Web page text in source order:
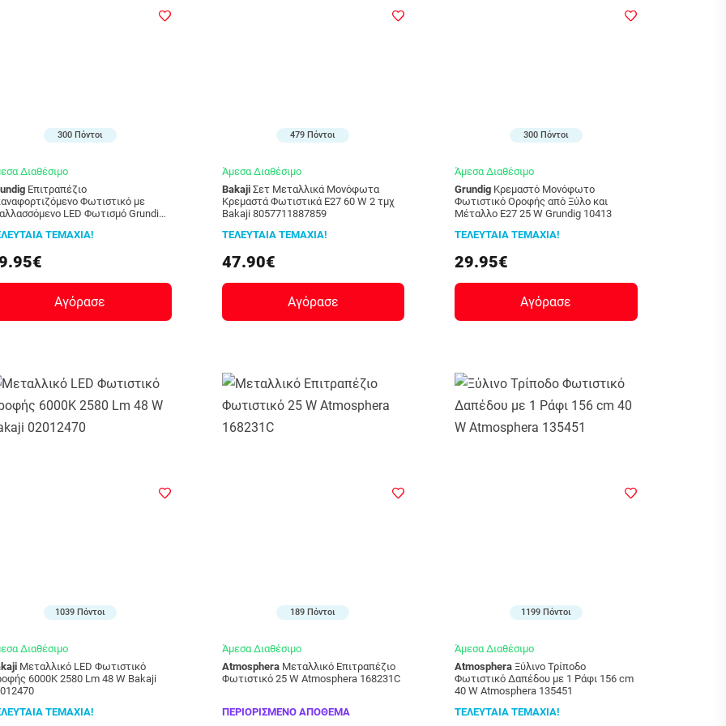
300 Πόντοι
Διαθέσιμο
Φωτιστικό με
LED Φωτισμό Grundig
ΤΕΜΑΧΙΑ!
Αγόρασε
479 Πόντοι
Άμεσα Διαθέσιμο
BakajiΣετ Μεταλλικά Μονόφωτα
Κρεμαστά Φωτιστικά E27 60 W 2 τμχ
Bakaji 8057711887859
ΤΕΛΕΥΤΑΙΑ ΤΕΜΑΧΙΑ!
47.90€
Αγόρασε
300 Πόντοι
Άμεσα Διαθέσιμο
Grundig
Φωτιστικό Οροφής από Ξύλο και
Μέταλλο E27 25 W Grundig 10413
ΤΕΛΕΥΤΑΙΑ ΤΕΜΑΧΙΑ!
29.95€
Αγόρασε
1039 Πόντοι
Διαθέσιμο
6000K 2580 Lm 48 W Bakaji
ΤΕΜΑΧΙΑ!
189 Πόντοι
Άμεσα Διαθέσιμο
AtmospheraΜεταλλικό Επιτραπέζιο
Φωτιστικό 25 W Atmosphera 168231C
ΠΕΡΙΟΡΙΣΜΕΝΟ ΑΠΟΘΕΜΑ
1199 Πόντοι
Άμεσα Διαθέσιμο
Atmosphera Ξύλινο Τρίποδο
Φωτιστικό Δαπέδου με 1 Ράφι 156 cm
40 W Atmosphera 135451
ΤΕΛΕΥΤΑΙΑ ΤΕΜΑΧΙΑ!